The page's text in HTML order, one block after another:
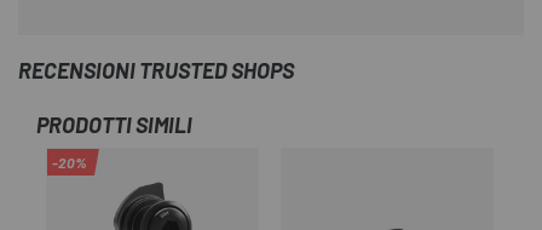
RECENSIONI TRUSTED SHOPS
PRODOTTI SIMILI
-20%